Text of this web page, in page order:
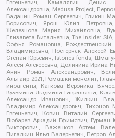
Евгеньевич, Камалягин Денис
Александровна, Medusa Project,
Баданин Роман Сергеевич, Гликин
Борисович, Ярош Юлия
Железнова Мария Михайловна,
Елизавета Витальевна, The Insider
Софья Романовна,
Владимировна, Постернак Алексей
Степан Юрьевич, Istories fonds,
Алеся Алексеевна, Долинина Ирина
Анин Роман Александрович,
Альтаир 2021, Ромашки монолит,
иноагенты, Каткова Вероника
Кузьмина Людмила Гавриловна,
Александр Иванович, Жилкин
Владимир Александрович, Тихонов
Евгеньевич, Ковин Виталий
Любарев Аркадий Ефимович, Гурман
Викторович, Важенков Артем
Пигалкин Илья Валерьевич, Петров